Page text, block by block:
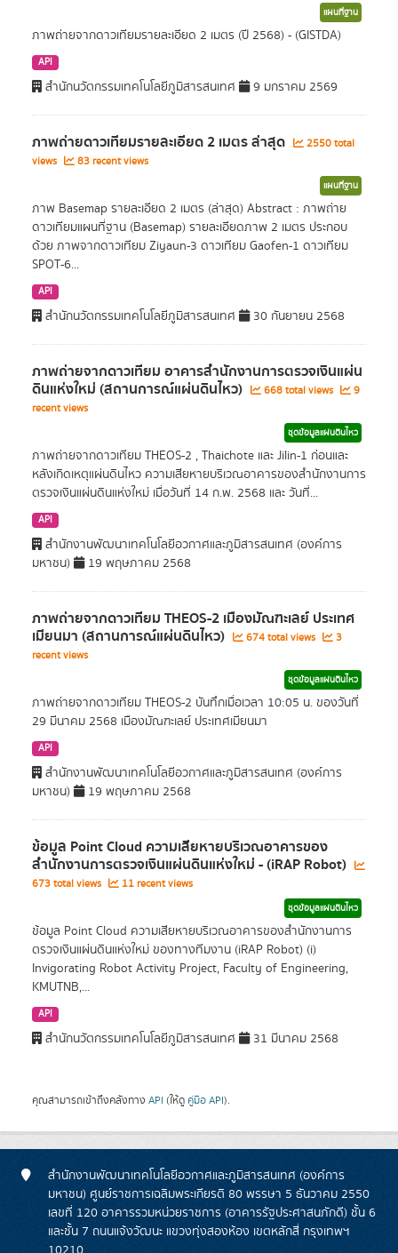
แผนที่ฐาน
ภาพถ่ายจากดาวเทียมรายละเอียด 2 เมตร (ปี 2568) - (GISTDA)
API
สำนักนวัตกรรมเทคโนโลยีภูมิสารสนเทศ 9 มกราคม 2569
ภาพถ่ายดาวเทียมรายละเอียด 2 เมตร ล่าสุด
2550 total
views
83 recent views
แผนที่ฐาน
ภาพ Basemap รายละเอียด 2 เมตร (ล่าสุด) Abstract : ภาพถ่าย
ดาวเทียมแผนที่ฐาน (Basemap) รายละเอียดภาพ 2 เมตร ประกอบ
ด้วย ภาพจากดาวเทียม Ziyaun-3 ดาวเทียม Gaofen-1 ดาวเทียม
SPOT-6...
API
สำนักนวัตกรรมเทคโนโลยีภูมิสารสนเทศ 30 กันยายน 2568
ภาพถ่ายจากดาวเทียม อาคารสำนักงานการตรวจเงินแผ่น
ดินแห่งใหม่ (สถานการณ์แผ่นดินไหว) 668 total views
9
recent views
ชุดข้อมูลแผ่นดินไหว
ภาพถ่ายจากดาวเทียม THEOS-2 , Thaichote และ Jilin-1 ก่อนและ
หลังเกิดเหตุแผ่นดินไหว ความเสียหายบริเวณอาคารของสำนักงานการ
ตรวจเงินแผ่นดินแห่งใหม่ เมื่อวันที่ 14 ก.พ. 2568 และ วันที่...
API
สำนักงานพัฒนาเทคโนโลยีอวกาศและภูมิสารสนเทศ (องค์การ
มหาชน)
19 พฤษภาคม 2568
ภาพถ่ายจากดาวเทียม THEOS-2 เมืองมัณฑะเลย์ ประเทศ
เมียนมา (สถานการณ์แผ่นดินไหว) 674 total views
3
recent views
ชุดข้อมูลแผ่นดินไหว
ภาพถ่ายจากดาวเทียม THEOS-2 บันทึกเมื่อเวลา 10:05 น. ของวันที่
29 มีนาคม 2568 เมืองมัณฑะเลย์ ประเทศเมียนมา
API
สำนักงานพัฒนาเทคโนโลยีอวกาศและภูมิสารสนเทศ (องค์การ
มหาชน)
19 พฤษภาคม 2568
ข้อมูล Point Cloud ความเสียหายบริเวณอาคารของ
สำนักงานการตรวจเงินแผ่นดินแห่งใหม่ - (iRAP Robot)
673 total views 11 recent views
ชุดข้อมูลแผ่นดินไหว
ข้อมูล Point Cloud ความเสียหายบริเวณอาคารของสำนักงานการ
ตรวจเงินแผ่นดินแห่งใหม่ ของทางทีมงาน (iRAP Robot) (i)
Invigorating Robot Activity Project, Faculty of Engineering,
KMUTNB,...
API
สำนักนวัตกรรมเทคโนโลยีภูมิสารสนเทศ 31 มีนาคม 2568
คุณสามารถเข้าถึงคลังทาง API (ให้ดู คู่มือ API).
สำนักงานพัฒนาเทคโนโลยีอวกาศและภูมิสารสนเทศ (องค์การ
มหาชน) ศูนย์ราชการเฉลิมพระเกียรติ 80 พรรษา 5 ธันวาคม 2550
เลขที่ 120 อาคารรวมหน่วยราชการ (อาคารรัฐประศาสนภักดี) ชั้น 6
และชั้น 7 ถนนแจ้งวัฒนะ แขวงทุ่งสองห้อง เขตหลักสี่ กรุงเทพฯ